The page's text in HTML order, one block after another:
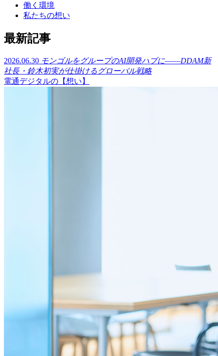
働く環境
私たちの想い
最新記事
2026.06.30 モンゴルをグループのAI開発ハブに――DDAM新
社長・鈴木初実が仕掛けるグローバル戦略
電通デジタルの【想い】